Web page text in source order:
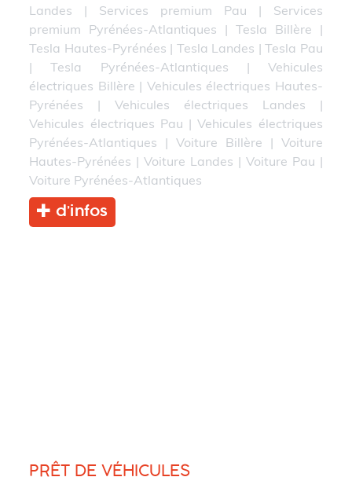
Landes | Services premium Pau | Services
premium Pyrénées-Atlantiques | Tesla Billère |
Tesla Hautes-Pyrénées | Tesla Landes |Tesla Pau
|Tesla Pyrénées-Atlantiques | Vehicules
électriques Billère | Vehicules électriques Hautes-
Pyrénées |Vehicules électriques Landes |
Vehicules électriques Pau |Vehicules électriques
Pyrénées-Atlantiques |Voiture Billère | Voiture
Hautes-Pyrénées |Voiture Landes | Voiture Pau |
Voiture Pyrénées-Atlantiques
d’infos
PRÊT DE VÉHICULES